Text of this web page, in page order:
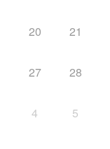
20 21
27 28
4 5